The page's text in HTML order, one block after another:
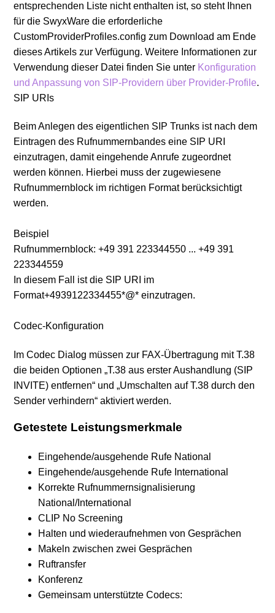
entsprechenden Liste nicht enthalten ist, so steht Ihnen
für die SwyxWare die erforderliche
CustomProviderProfiles.config zum Download am Ende
dieses Artikels zur Verfügung. Weitere Informationen zur
Verwendung dieser Datei finden Sie unter Konfiguration
und Anpassung von SIP-Providern über Provider-Profile.
SIP URIs
Beim Anlegen des eigentlichen SIP Trunks ist nach dem
Eintragen des Rufnummernbandes eine SIP URI
einzutragen, damit eingehende Anrufe zugeordnet
werden können. Hierbei muss der zugewiesene
Rufnummernblock im richtigen Format berücksichtigt
werden.
Beispiel
Rufnummernblock: +49 391 223344550 ... +49 391
223344559
In diesem Fall ist die SIP URI im
Format+4939122334455*@* einzutragen.
Codec-Konfiguration
Im Codec Dialog müssen zur FAX-Übertragung mit T.38
die beiden Optionen „T.38 aus erster Aushandlung (SIP
INVITE) entfernen“ und „Umschalten auf T.38 durch den
Sender verhindern“ aktiviert werden.
Getestete Leistungsmerkmale
Eingehende/ausgehende Rufe National
Eingehende/ausgehende Rufe International
Korrekte Rufnummernsignalisierung
National/International
CLIP No Screening
Halten und wiederaufnehmen von Gesprächen
Makeln zwischen zwei Gesprächen
Ruftransfer
Konferenz
Gemeinsam unterstützte Codecs: